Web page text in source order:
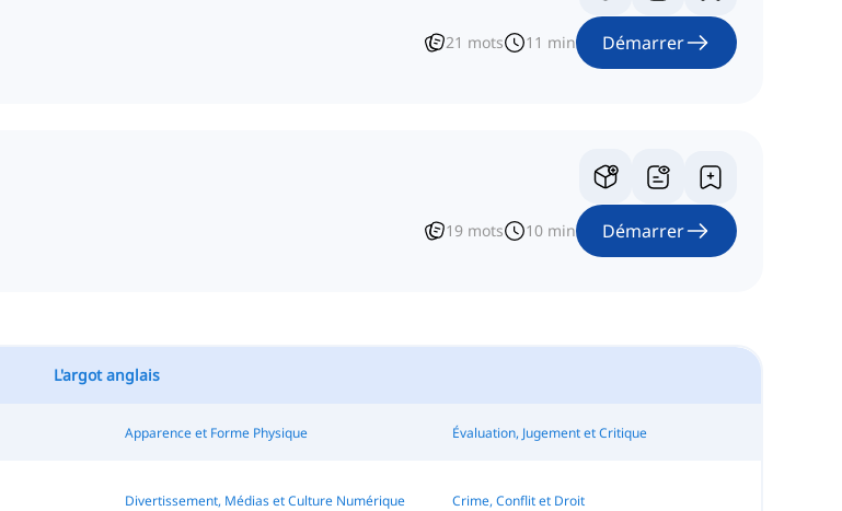
21 mots 11 min Démarrer
19 mots 10 min Démarrer
L'argot anglais
Apparence et Forme Physique Évaluation, Jugement et Critique
Divertissement, Médias et Culture Numérique Crime, Conflit et Droit